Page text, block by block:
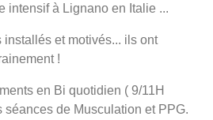
intensif à Lignano en Italie ...
et motivés... ils ont
!
en Bi quotidien ( 9/11H
de Musculation et PPG.